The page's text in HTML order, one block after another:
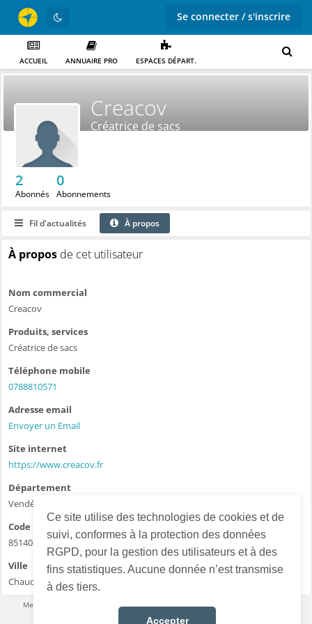
Ce site utilise des technologies de cookies et de
suivi, conformes à la protection des données
RGPD, pour la gestion des utilisateurs et à des
fins statistiques. Aucune donnée n’est transmise
à des tiers.
Accepter
Se connecter / s'inscrire
ACCUEIL ANNUAIRE PRO ESPACES DÉPART.
Creacov
Créatrice de sacs
2
Abonnés
0
Abonnements
Fil d'actualités À propos
À propos de cet utilisateur
Nom commercial
Creacov
Produits, services
Créatrice de sacs
Téléphone mobile
0788810571
Adresse email
Envoyer un Email
Site internet
https://www.creacov.fr
Département
Vendée - 85
Code postal
85140
Ville
Chauché
Mentions légales Conditions d’utilisation·Données personnelles